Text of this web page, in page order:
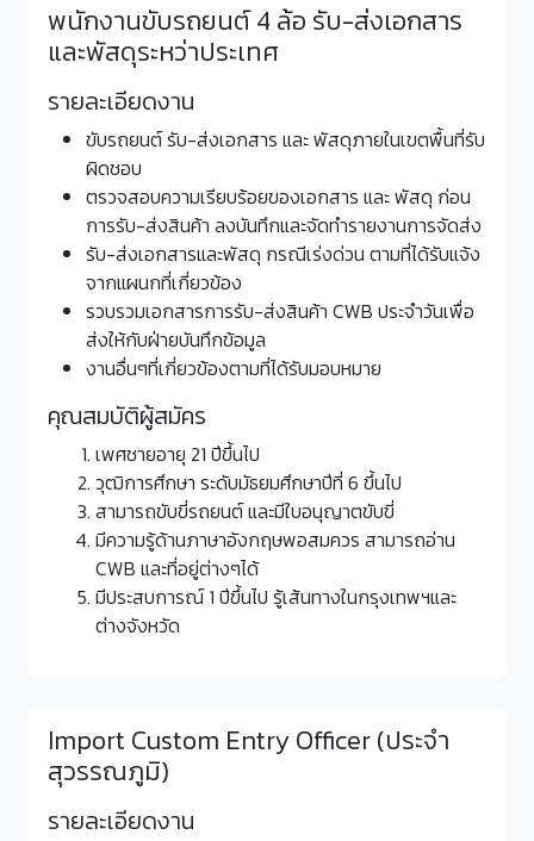
พนักงานขับรถยนต์ 4 ล้อ รับ-ส่งเอกสาร
และพัสดุระหว่าประเทศ
รายละเอียดงาน
ขับรถยนต์ รับ-ส่งเอกสาร และ พัสดุภายในเขตพื้นที่รับ
ผิดชอบ
ตรวจสอบความเรียบร้อยของเอกสาร และ พัสดุ ก่อน
การรับ-ส่งสินค้า ลงบันทึกและจัดทำรายงานการจัดส่ง
รับ-ส่งเอกสารและพัสดุ กรณีเร่งด่วน ตามที่ได้รับแจ้ง
จากแผนกที่เกี่ยวข้อง
รวบรวมเอกสารการรับ-ส่งสินค้า CWB ประจำวันเพื่อ
ส่งให้กับฝ่ายบันทึกข้อมูล
งานอื่นๆที่เกี่ยวข้องตามที่ได้รับมอบหมาย
คุณสมบัติผู้สมัคร
เพศชายอายุ 21 ปีขึ้นไป
วุฒิการศึกษา ระดับมัธยมศึกษาปีที่ 6 ขึ้นไป
สามารถขับขี่รถยนต์ และมีใบอนุญาตขับขี่
มีความรู้ด้านภาษาอังกฤษพอสมควร สามารถอ่าน
CWB และที่อยู่ต่างๆได้
มีประสบการณ์ 1 ปีขึ้นไป รู้เส้นทางในกรุงเทพฯและ
ต่างจังหวัด
Import Custom Entry Officer (ประจำ
สุวรรณภูมิ)
รายละเอียดงาน